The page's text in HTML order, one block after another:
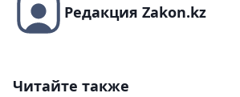
Редакция Zakon.kz
Читайте также